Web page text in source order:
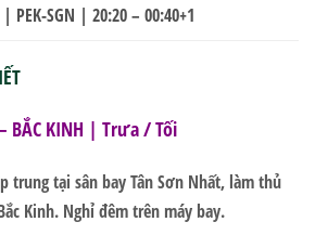
| PEK-SGN | 20:20 – 00:40+1
BẮC KINH | Trưa / Tối
trung tại sân bay Tân Sơn Nhất, làm thủ
Kinh. Nghỉ đêm trên máy bay.